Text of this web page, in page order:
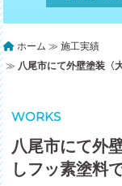
ホーム ≫施工実績
≫ 八尾市にて外壁塗装〈
WORKS
八尾市にて外
しフッ素塗料